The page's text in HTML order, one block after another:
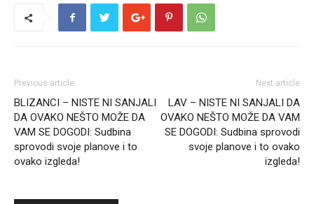
Previous article
BLIZANCI – NISTE NI SANJALI
DA OVAKO NEŠTO MOŽE DA
VAM SE DOGODI: Sudbina
sprovodi svoje planove i to
ovako izgleda!
Next article
LAV – NISTE NI SANJALI DA
OVAKO NEŠTO MOŽE DA VAM
SE DOGODI: Sudbina sprovodi
svoje planove i to ovako
izgleda!